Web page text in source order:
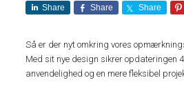
Share Share Share
Så er der nyt omkring vores
Med sit nye design sikrer opdateringen
anvendelighed og en mere fleksibel